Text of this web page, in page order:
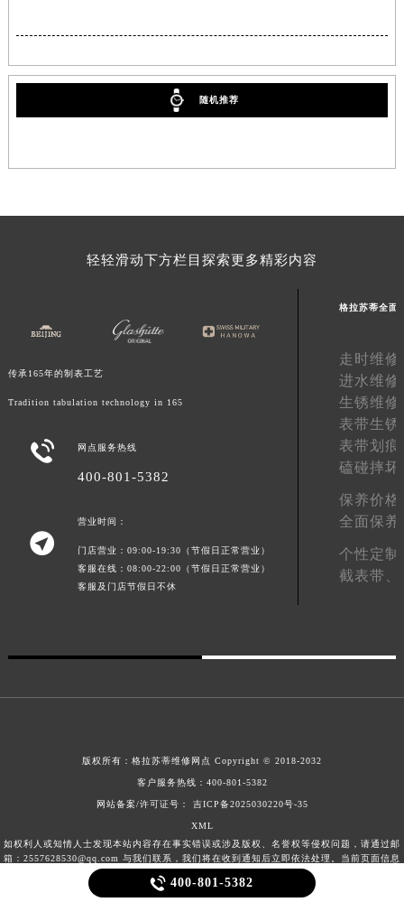
随机推荐
轻轻滑动下方栏目探索更多精彩内容
传承165年的制表工艺
Tradition tabulation technology in 165
 网点服务热线
400-801-5382

营业时间：
门店营业：09:00-19:30（节假日正常营业）
客服在线：08:00-22:00（节假日正常营业）
客服及门店节假日不休
格拉苏蒂全面
走时维修
进水维修
生锈维修
表带生锈
表带划痕
磕碰摔坏
保养价格
全面保养
个性定制
截表带、
版权所有： 格拉苏蒂维修网点 Copyright © 2018-2032
客户服务热线： 400-801-5382
网站备案/许可证号： 吉ICP备2025030220号-35
XML
如权利人或知情人士发现本站内容存在事实错误或涉及版权、名誉权等侵权问题，请通过邮
箱：2557628530@qq.com 与我们联系，我们将在收到通知后立即依法处理。当前页面信息
 400-801-5382